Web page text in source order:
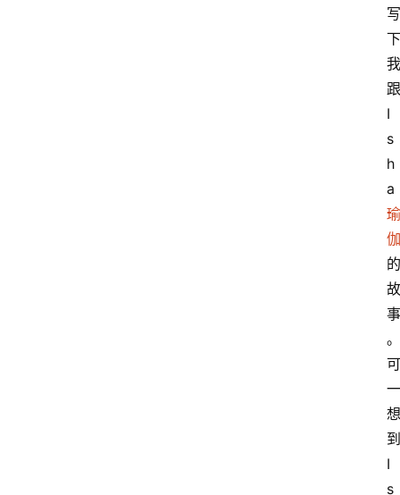
写
下
我
跟
I
s
h
a
瑜
伽
的
故
事
。
可
一
想
到
I
s